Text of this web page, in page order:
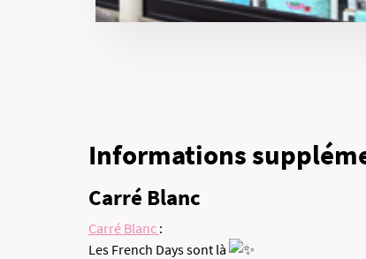
Informations
Carré Blanc
Carré Blanc :
Les French Days sont là